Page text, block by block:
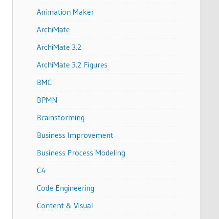
Animation Maker
ArchiMate
ArchiMate 3.2
ArchiMate 3.2 Figures
BMC
BPMN
Brainstorming
Business Improvement
Business Process Modeling
C4
Code Engineering
Content & Visual